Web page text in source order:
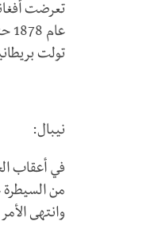
تولت
نيبال:
وانتهى